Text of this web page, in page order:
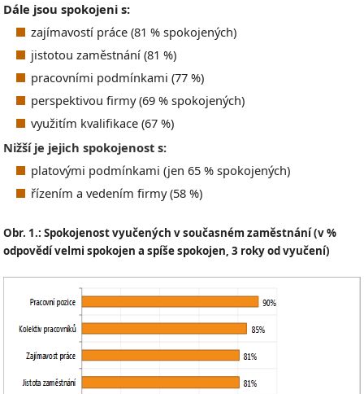
Dále jsou spokojeni s:
zajímavostí práce (81 % spokojených)
jistotou zaměstnání (81 %)
pracovními podmínkami (77 %)
perspektivou firmy (69 % spokojených)
využitím kvalifikace (67 %)
Nižší je jejich spokojenost s:
platovými podmínkami (jen 65 % spokojených)
řízením a vedením firmy (58 %)
Obr. 1.: Spokojenost vyučených v současném zaměstnání (v %
odpovědí velmi spokojen a spíše spokojen, 3 roky od vyučení)